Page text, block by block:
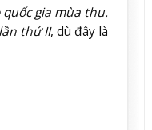
quốc gia mùa thu.
thứ II, dù đây là